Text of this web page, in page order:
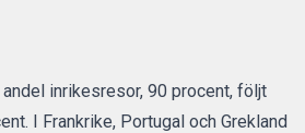
inrikesresor, 90 procent, följt
I Frankrike, Portugal och Grekland